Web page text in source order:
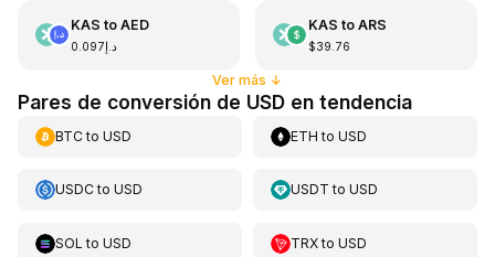
KAS to AED
د.إ0.097
KAS to ARS
$39.76
Ver más ↓
Pares de conversión de USD en tendencia
BTCto USD ETH toUSD
USDCto USD USDT toUSD
SOL to USD TRXtoUSD